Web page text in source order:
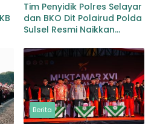
Tim Penyidik Polres Selayar
dan BKO Dit Polairud Polda
Sulsel Resmi Naikkan
Tahap Penyidikan
Berita